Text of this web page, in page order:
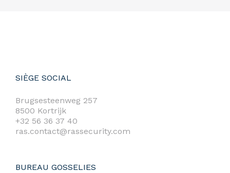
SIÈGE SOCIAL
Brugsesteenweg 257
8500 Kortrijk
+32 56 36 37 40
ras.contact@rassecurity.com
BUREAU GOSSELIES